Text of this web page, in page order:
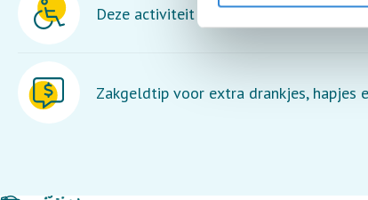
Deze activiteit is rolstoel toegankelijk.
Zakgeldtip voor extra drankjes, hapjes